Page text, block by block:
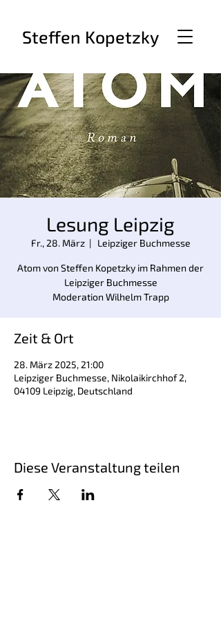
Steffen Kopetzky
Lesung Leipzig
Fr., 28. März
  |
Leipziger Buchmesse
Atom von Steffen Kopetzky im Rahmen der
Leipziger Buchmesse
Moderation Wilhelm Trapp
Zeit & Ort
28. März 2025, 21:00
Leipziger Buchmesse, Nikolaikirchhof 2,
04109 Leipzig, Deutschland
Diese Veranstaltung teilen